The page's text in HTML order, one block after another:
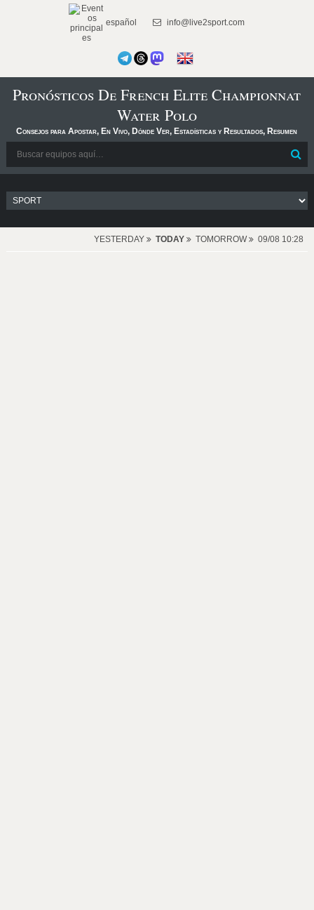
español info@live2sport.com
Pronósticos De French Elite Championnat
Water Polo
Consejos para Apostar, En Vivo, Dónde Ver, Estadísticas y Resultados, Resumen
YESTERDAY TODAY TOMORROW 09/08 10:28